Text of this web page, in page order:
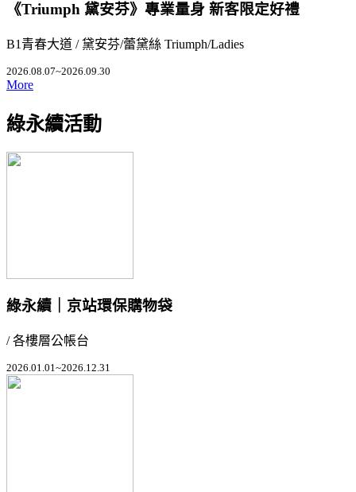
《Triumph 黛安芬》專業量身 新客限定好禮
B1青春大道 / 黛安芬/蕾黛絲 Triumph/Ladies
2026.08.07~2026.09.30
More
綠永續活動
綠永續｜京站環保購物袋
/ 各樓層公帳台
2026.01.01~2026.12.31